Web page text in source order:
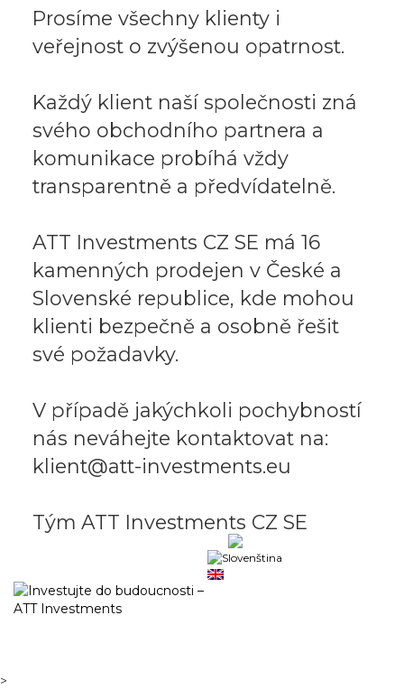
Prosíme všechny klienty i
veřejnost o zvýšenou opatrnost.
Každý klient naší společnosti zná
svého obchodního partnera a
komunikace probíhá vždy
transparentně a předvídatelně.
ATT Investments CZ SE má 16
kamenných prodejen v České a
Slovenské republice, kde mohou
klienti bezpečně a osobně řešit
své požadavky.
V případě jakýchkoli pochybností
nás neváhejte kontaktovat na:
klient@att-investments.eu
Tým ATT Investments CZ SE
>